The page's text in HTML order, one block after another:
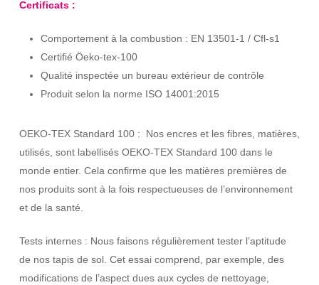
Certificats :
Comportement à la combustion : EN 13501-1 / Cfl-s1
Certifié Öeko-tex-100
Qualité inspectée un bureau extérieur de contrôle
Produit selon la norme ISO 14001:2015
OEKO-TEX Standard 100 : Nos encres et les fibres, matières,
utilisés, sont labellisés OEKO-TEX Standard 100 dans le
monde entier. Cela confirme que les matières premières de
nos produits sont à la fois respectueuses de l’environnement
et de la santé.
Tests internes : Nous faisons régulièrement tester l’aptitude
de nos tapis de sol. Cet essai comprend, par exemple, des
modifications de l’aspect dues aux cycles de nettoyage,